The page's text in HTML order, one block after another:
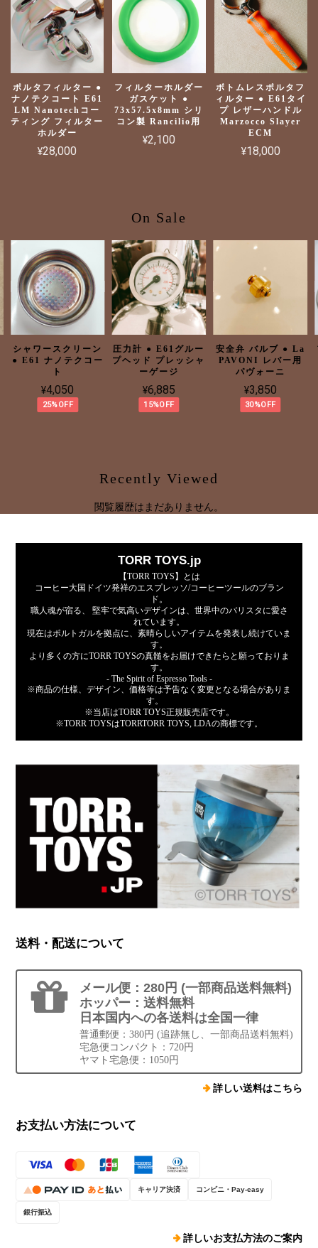
ポルタフィルター ●
ナノテクコート E61
LM Nanotechコー
ティング フィルター
ホルダー
¥28,000
フィルターホルダー
ガスケット ●
73x57.5x8mm シリ
コン製 Rancilio用
¥2,100
ボトムレスポルタフ
ィルター ● E61タイ
プ レザーハンドル
Marzocco Slayer
ECM
¥18,000
On Sale
シャワースクリーン
● E61 ナノテクコー
ト
¥4,050
25%OFF
圧力計 ● E61グルー
プヘッド プレッシャ
ーゲージ
¥6,885
15%OFF
安全弁 バルブ ● La
PAVONI レバー用
パヴォーニ
¥3,850
30%OFF
Recently Viewed
閲覧履歴はまだありません。
TORR TOYS.jp
【TORR TOYS】とは
コーヒー大国ドイツ発祥のエスプレッソ/コーヒーツールのブラン
ド。
職人魂が宿る、 堅牢で気高いデザインは、世界中のバリスタに愛さ
れています。
現在はポルトガルを拠点に、素晴らしいアイテムを発表し続けていま
す。
より多くの方にTORR TOYSの真髄をお届けできたらと願っておりま
す。
- The Spirit of Espresso Tools -
※商品の仕様、デザイン、価格等は予告なく変更となる場合がありま
す。
※当店はTORR TOYS正規販売店です。
※TORR TOYSはTORRTORR TOYS, LDAの商標です。
送料・配送について
メール便：280円 (一部商品送料無料)
ホッパー：送料無料
日本国内への各送料は全国一律
普通郵便：380円 (追跡無し、一部商品送料無料)
宅急便コンパクト：720円
ヤマト宅急便：1050円
詳しい送料はこちら
お支払い方法について
キャリア決済 コンビニ・Pay-easy
銀行振込
詳しいお支払方法のご案内